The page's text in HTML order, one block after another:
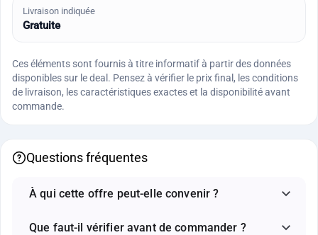
Livraison indiquée
Gratuite
Ces éléments sont fournis à titre informatif à partir des données
disponibles sur le deal. Pensez à vérifier le prix final, les conditions
de livraison, les caractéristiques exactes et la disponibilité avant
commande.
Questions fréquentes
À qui cette offre peut-elle convenir ?
Que faut-il vérifier avant de commander ?